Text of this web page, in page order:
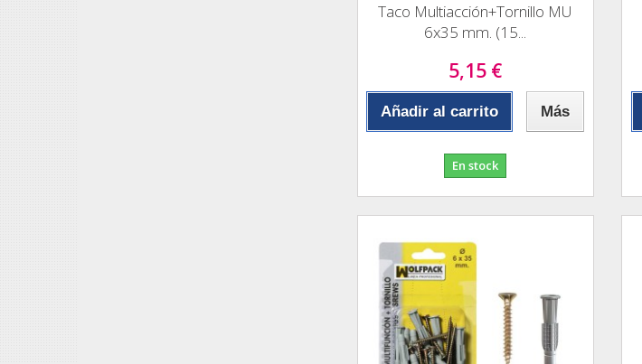
Taco Multiacción+Tornillo MU
6x35 mm. (15...
5,15 €
Añadir al carrito Más
En stock